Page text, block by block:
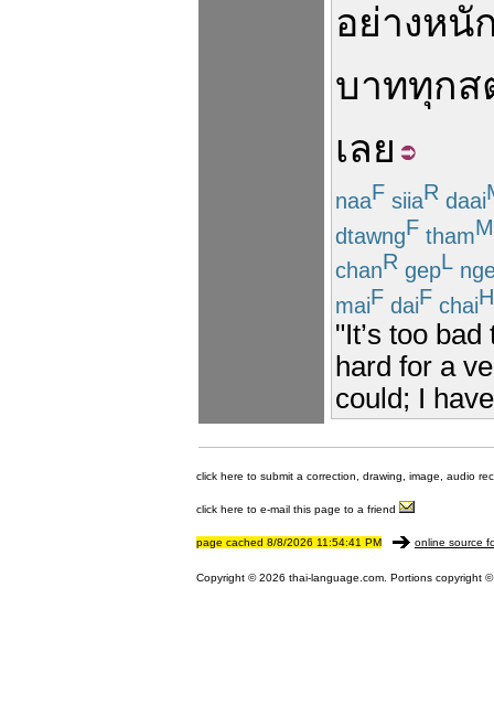
อย่างหนั
บาททุกส
เลย
naaF siiaR daai
dtawngF thamM
chanR gepL
maiF daiF chaiH
"It’s too
hard for a
could; I
click here to submit a correction, drawing, image, audio
click here to e-mail this page to a friend
page cached 8/8/2026 11:54:41 PM online source
Copyright © 2026 thai-language.com. Portions copyright